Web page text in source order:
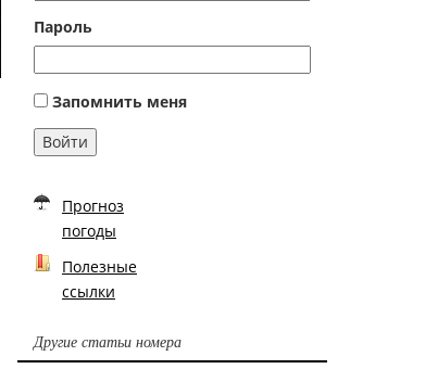
Пароль
Запомнить меня
Войти
Прогноз
погоды
Полезные
ссылки
Другие статьи номера